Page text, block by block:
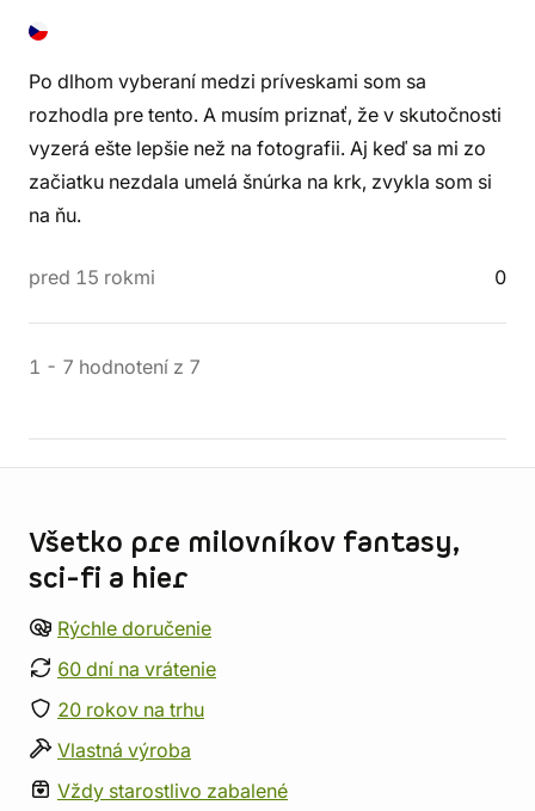
Po dlhom vyberaní medzi príveskami som sa
rozhodla pre tento. A musím priznať, že v skutočnosti
vyzerá ešte lepšie než na fotografii. Aj keď sa mi zo
začiatku nezdala umelá šnúrka na krk, zvykla som si
na ňu.
pred 15 rokmi 0
1 - 7 hodnotení z 7
Všetko pre milovníkov fantasy,
sci-fi a hier
Rýchle doručenie
60 dní na vrátenie
20 rokov na trhu
Vlastná výroba
Vždy starostlivo zabalené